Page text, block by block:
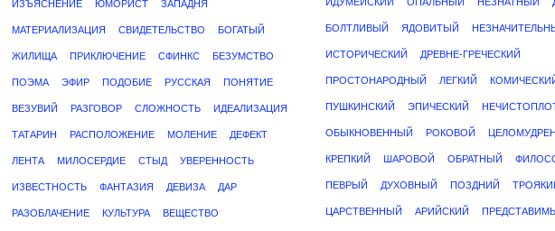
ИЗЪЯСНЕНИЕ ЮМОРИСТ ЗАПАДНЯ
МАТЕРИАЛИЗАЦИЯ СВИДЕТЕЛЬСТВО БОГАТЫЙ
ЖИЛИЩА ПРИКЛЮЧЕНИЕ СФИНКС БЕЗУМСТВО
ПОЭМА ЭФИР ПОДОБИЕ РУССКАЯ ПОНЯТИЕ
ВЕЗУВИЙ РАЗГОВОР СЛОЖНОСТЬ ИДЕАЛИЗАЦИЯ
ТАТАРИН РАСПОЛОЖЕНИЕ МОЛЕНИЕ ДЕФЕКТ
ЛЕНТА МИЛОСЕРДИЕ СТЫД УВЕРЕННОСТЬ
ИЗВЕСТНОСТЬ ФАНТАЗИЯ ДЕВИЗА ДАР
РАЗОБЛАЧЕНИЕ КУЛЬТУРА ВЕЩЕСТВО
БОЛТЛИВЫЙ ЯДОВИТЫЙ
ИСТОРИЧЕСКИЙ ДРЕВНЕ-ГРЕЧЕСКИЙ
ПРОСТОНАРОДНЫЙ ЛЕГКИЙ
ПУШКИНСКИЙ ЭПИЧЕСКИЙ
ОБЫКНОВЕННЫЙ РОКОВОЙ
КРЕПКИЙ ШАРОВОЙ ОБРАТНЫЙ
ПЕВРЫЙ ДУХОВНЫЙ ПОЗДНИЙ
ЦАРСТВЕННЫЙ АРИЙСКИЙ